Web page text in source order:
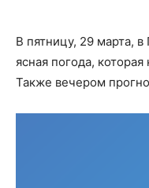
В пятницу, 29 марта,
ясная погода,
Также вечером